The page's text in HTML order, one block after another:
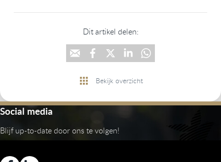
Dit artikel delen:
Bekijk overzicht
Social media
Blijf up-to-date door ons te volgen!